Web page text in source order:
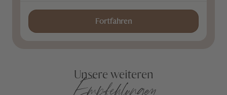
Fortfahren
Unsere weiteren
Empfehlungen